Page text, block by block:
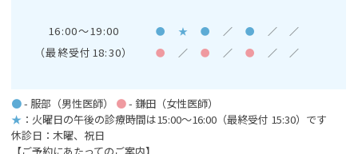
16:00～19:00 ● ★ ● ／ ● ／ ／
（最終受付18:30） ● ／ ● ／ ● ／ ／
●- 服部（男性医師） ●- 鎌田（女性医師）
★ ：火曜日の午後の診療時間は15:00～16:00 （最終受付 15:30）です
休診日：木曜、祝日